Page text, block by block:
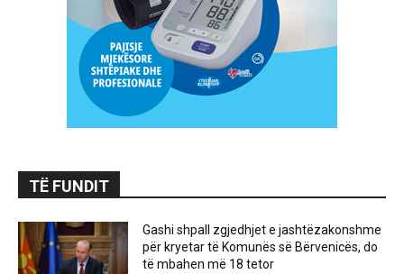
TË FUNDIT
Gashi shpall zgjedhjet e jashtëzakonshme
për kryetar të Komunës së Bërvenicës, do
të mbahen më 18 tetor